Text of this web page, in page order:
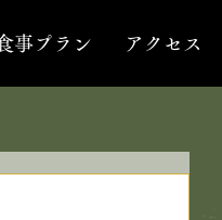
事プラン アクセス